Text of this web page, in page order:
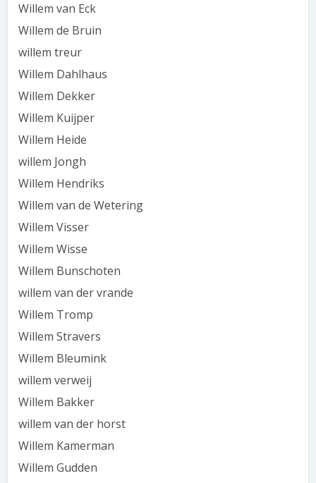
Willem van Eck
Willem de Bruin
willem treur
Willem Dahlhaus
Willem Dekker
Willem Kuijper
Willem Heide
willem Jongh
Willem Hendriks
Willem van de Wetering
Willem Visser
Willem Wisse
Willem Bunschoten
willem van der vrande
Willem Tromp
Willem Stravers
Willem Bleumink
willem verweij
Willem Bakker
willem van der horst
Willem Kamerman
Willem Gudden